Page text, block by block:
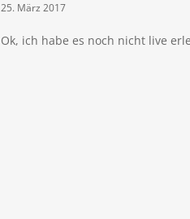
25. März 2017
Ok, ich habe es noch nicht live